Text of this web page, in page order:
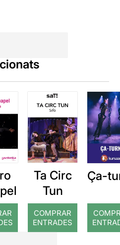
Ta Circ
Tun
COMPRAR
ENTRADES
Ça-